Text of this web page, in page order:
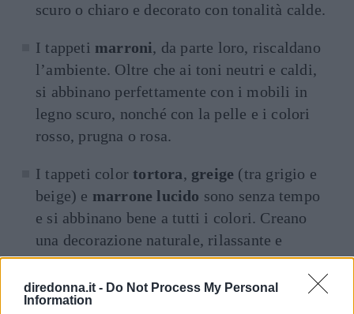
diredonna.it - Do Not Process My Personal
Information
scuro o chiaro e decorato con tonalità calde.
I tappeti marroni, da parte loro, riscaldano
l’ambiente. Oltre che ai toni neutri e caldi,
si abbinano perfettamente con i mobili in
legno scuro, nonché con la pelle e i colori
rosso, prugna o rosa.
I tappeti colortortora, greige (tra grigio e
beige) e marrone lucido sono senza tempo
e si abbinano bene a tutti i colori. Creano
una decorazione naturale, rilassante e
morbida nel soggiorno.
In generale, il tappeto bianco